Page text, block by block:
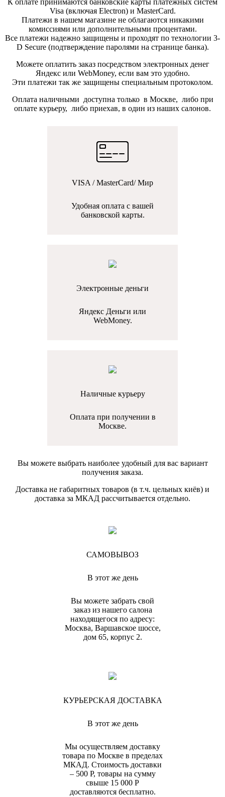
Visa (включая Electron) и MasterCard.
Платежи в нашем магазине не облагаются никакими
комиссиями или дополнительными процентами.
Все платежи надежно защищены и проходят по технологии 3-
D Secure (подтверждение паролями на странице банка).
Можете оплатить заказ посредством электронных денег
Яндекс или WebMoney, если вам это удобно.
Эти платежи так же защищены специальным протоколом.
Оплата наличными доступна только в Москве, либо при
оплате курьеру, либо приехав, в один из наших салонов.
VISA / MasterCard/ Мир
Удобная оплата с вашей
банковской карты.
Электронные деньги
Яндекс Деньги или
WebMoney.
Наличные курьеру
Оплата при получении в
Москве.
Вы можете выбрать наиболее удобный для вас вариант
получения заказа.
Доставка не габаритных товаров (в т.ч. цельных киёв) и
доставка за МКАД рассчитывается отдельно.
САМОВЫВОЗ
В этот же день
Вы можете забрать свой
заказ из нашего салона
находящегося по адресу:
Москва, Варшавское шоссе,
дом 65, корпус 2.
КУРЬЕРСКАЯ ДОСТАВКА
В этот же день
Мы осуществляем доставку
товара по Москве в пределах
МКАД. Стоимость доставки
– 500 Р, товары на сумму
свыше 15 000 Р
доставляются бесплатно.